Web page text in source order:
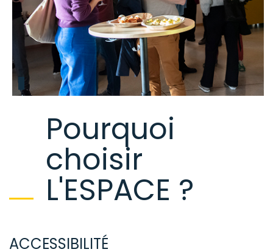
Pourquoi
choisir
L'ESPACE ?
ACCESSIBILITÉ